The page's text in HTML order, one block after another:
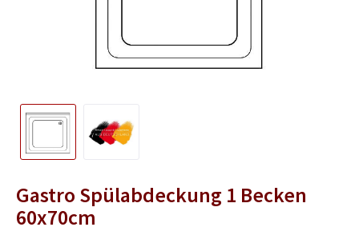
Gastro Spülabdeckung 1 Becken
60x70cm